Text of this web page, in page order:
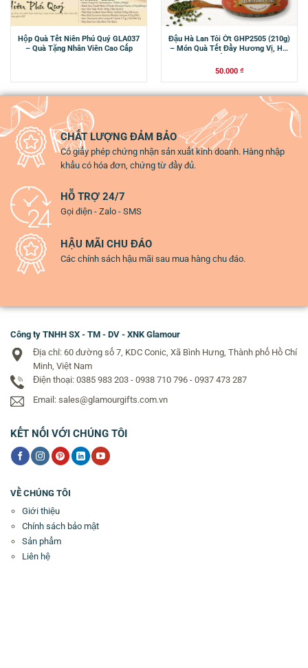
Hộp Quà Tết Niên Phú Quý GLA037
– Quà Tặng Nhân Viên Cao Cấp
Đậu Hà Lan Tỏi Ớt GHP2505 (210g)
– Món Quà Tết Đầy Hương Vị, Hạt
50.000 ₫
CHẤT LƯỢNG ĐẢM BẢO
Có giấy phép chứng nhận sản xuất kinh doanh. Hàng nhập
khẩu có hóa đơn, chứng từ đầy đủ.
HỖ TRỢ 24/7
Gọi điện - Zalo - SMS
HẬU MÃI CHU ĐÁO
Các chính sách hậu mãi sau mua hàng chu đáo.
Công ty TNHH SX - TM - DV - XNK Glamour
Địa chỉ: 60 đường số 7, KDC Conic, Xã Bình Hưng, Thành phố Hồ Chí
Minh, Việt Nam
Điện thoại: 0385 983 203 - 0938 710 796 - 0937 473 287
Email: sales@glamourgifts.com.vn
KẾT NỐI VỚI CHÚNG TÔI
VỀ CHÚNG TÔI
Giới thiệu
Chính sách bảo mật
Sản phẩm
Liên hệ